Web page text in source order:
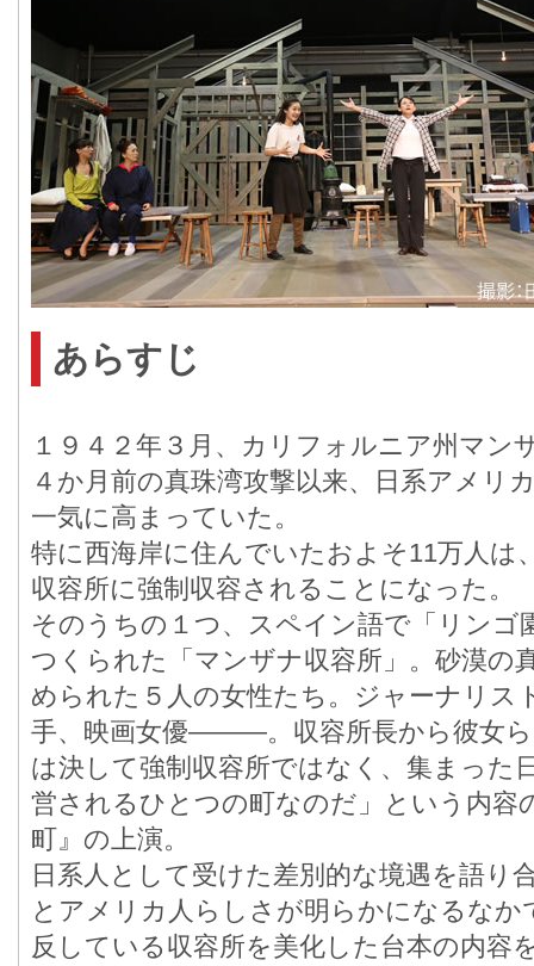
あらすじ
１９４２年３月、カリフォルニア州マン
４か月前の真珠湾攻撃以来、日系アメリ
一気に高まっていた。
特に西海岸に住んでいたおよそ11万人は
収容所に強制収容されることになった。
そのうちの１つ、スペイン語で「リンゴ
つくられた「マンザナ収容所」。砂漠の
められた５人の女性たち。ジャーナリス
手、映画女優———。収容所長から彼女
は決して強制収容所ではなく、集まった
営されるひとつの町なのだ」という内容
町』の上演。
日系人として受けた差別的な境遇を語り
とアメリカ人らしさが明らかになるな
反している収容所を美化した台本の内容